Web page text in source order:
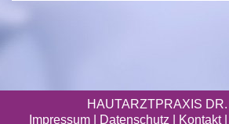
HAUTARZTPRAXIS
Impressum
Datenschutz | Kontakt |